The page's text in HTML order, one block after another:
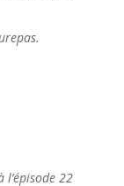
l’épisode 22